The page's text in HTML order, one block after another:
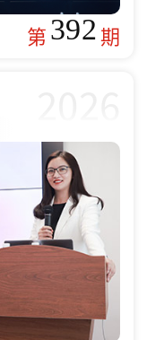
第392期